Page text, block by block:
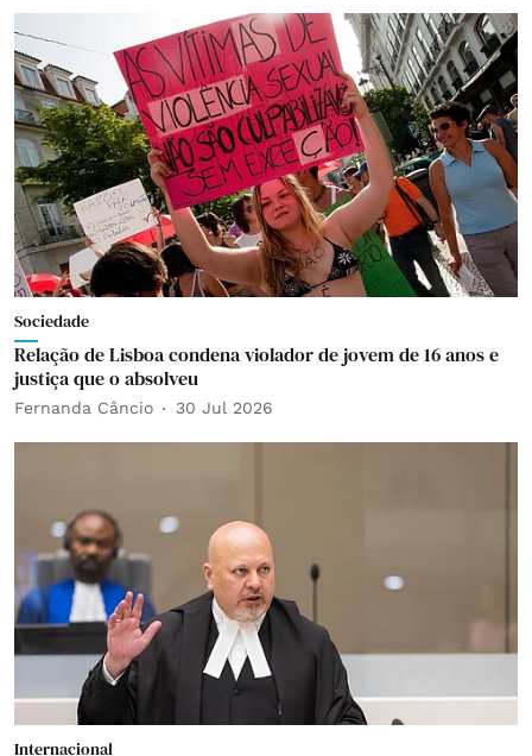
Sociedade
Relação de Lisboa condena violador de jovem de 16 anos e
justiça que o absolveu
Fernanda Câncio 30 Jul 2026
Internacional